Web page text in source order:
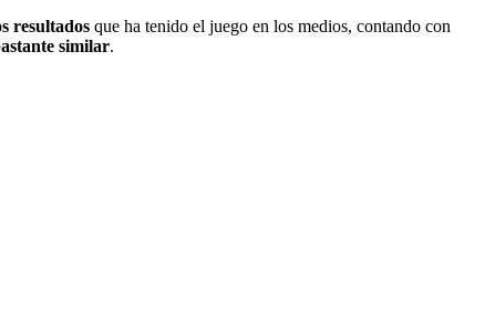
resultados que ha tenido el juego en los medios, contando con
similar.